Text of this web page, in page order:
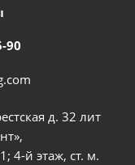
90
д. 32 лит
4-й этаж, ст. м.